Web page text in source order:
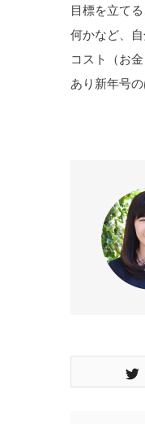
目標を立て
何かなど、
コスト（お
あり新年号